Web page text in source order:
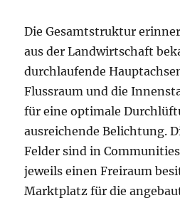
Die Gesamtstruktur
aus der Landwirtschaft
durchlaufende
Flussraum und die
für eine optimale
ausreichende Belichtung.
Felder sind in
jeweils einen Freiraum
Marktplatz für die